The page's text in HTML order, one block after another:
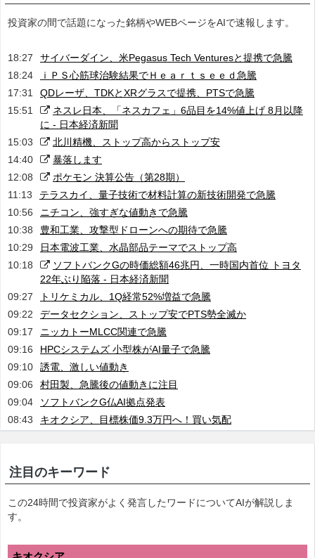
投資家の間で話題になった銘柄やWEBページをAIで速報します。
18:27
サイバーダイン、米Pegasus Tech Venturesと提携で急騰
18:24
ｉＰＳ心筋球治験結果でＨｅａｒｔｓｅｅｄ急騰
17:31
QDレーザ、TDKとXRグラスで提携、PTSで急騰
15:51
ネスレ日本、「ネスカフェ」6品目を14%値上げ 8月以降
に - 日本経済新聞
15:03
北川精機、ストップ高からストップ安
14:40
暴落します
12:08
ポケモン 決算公告（第28期）
11:13
テラスカイ、量子技術で材料計算の新技術開発で急騰
10:56
ニチコン、強すぎな値動きで急騰
10:38
豊和工業、攻撃型ドローンへの期待で急騰
10:29
日本電波工業、水晶部品テーマでストップ高
10:18
ソフトバンクGの時価総額46兆円、一時国内首位 トヨタ
22年ぶり陥落 - 日本経済新聞
09:27
トリケミカル、1Q経常52%増益で急騰
09:22
データセクション、ストップ安でPTS勢全滅か
09:17
ニッカトーMLCC関連で急騰
09:16
HPCシステムズ 小型株がAI量子で急騰
09:10
誘電、激しい値動き
09:06
村田製、急騰後の値動きに注目
09:04
ソフトバンクG仏AI拠点発表
08:43
キオクシア、目標株価9.3万円へ！買い気配
注目のキーワード
この24時間で投資家がよく発言したワードについてAIが解説しま
す。